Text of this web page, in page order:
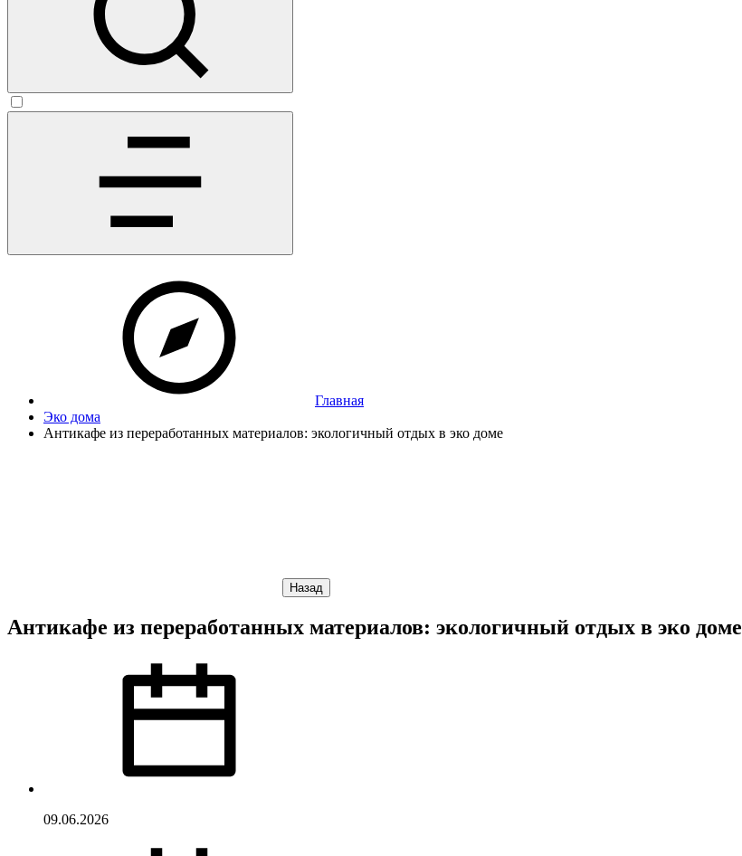
Главная
Эко дома
Антикафе из переработанных материалов: экологичный отдых в эко доме
Назад
Антикафе из переработанных материалов: экологичный отдых в эко доме
09.06.2026